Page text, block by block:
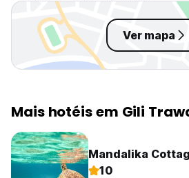
Ver mapa
Mais hotéis em Gili
Mandalika
10